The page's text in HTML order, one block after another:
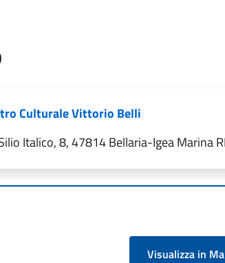
Culturale Vittorio Belli
Italico, 8, 47814 Bellaria-Igea Marina
Visualizza in